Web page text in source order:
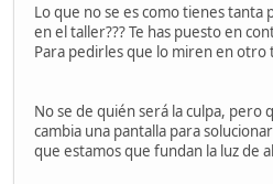
Lo que no se es como tienes tanta
en el taller??? Te has puesto en
Para pedirles que lo miren en
No se de quién será la culpa, pero
cambia una pantalla para
que estamos que fundan la luz de